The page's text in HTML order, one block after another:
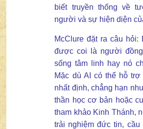
biết truyền thống về
người và sự hiện diện
McClure đặt ra câu
được coi là người
sống tâm linh hay nó
Mặc dù AI có thể hỗ
nhất định, chẳng hạn
thần học cơ bản hoặc
tham khảo Kinh Thánh,
trải nghiệm đức tin, cầu